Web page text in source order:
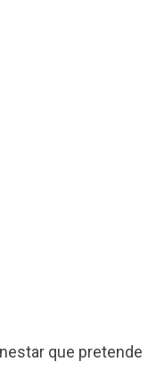
que pretende